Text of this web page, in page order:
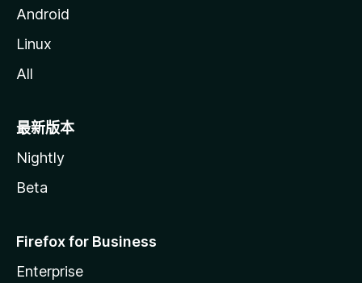
Android
Linux
All
最新版本
Nightly
Beta
Firefox for Business
Enterprise